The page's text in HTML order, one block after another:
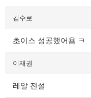
김수로
초이스 성공했어욤 ㅋ
이재권
레알 전설